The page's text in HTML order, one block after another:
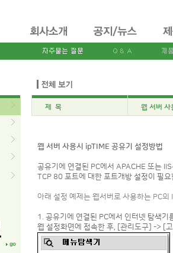
제 목 웹 서버 사
웹 서버 사용시 ipTIME 공유기 설정방법
공유기에 연결된 PC에서 APACHE 또는
TCP 80 포트에 대한 포트개방 설정이 필요
아래 설정 예제는 웹서버로 사용하는 PC
1. 공유기에 연결된 PC에서 인터넷 탐색
웹 설정화면에 접속한 후, [관리도구] -> [